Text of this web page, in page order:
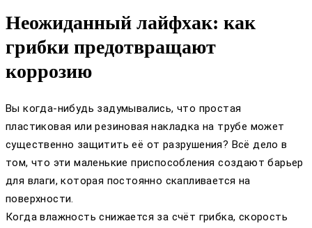
Неожиданный лайфхак: как
грибки предотвращают
коррозию
Вы когда-нибудь задумывались, что простая
пластиковая или резиновая накладка на трубе может
существенно защитить её от разрушения? Всё дело в
том, что эти маленькие приспособления создают барьер
для влаги, которая постоянно скапливается на
поверхности.
Когда влажность снижается за счёт грибка, скорость